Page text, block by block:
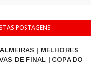
POSTAGENS
| MELHORES
DE FINAL | COPA DO